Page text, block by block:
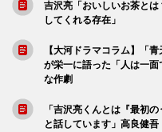
吉沢亮「おいしいお茶と
してくれる存在」
【大河ドラマコラム】「
が栄一に語った「人は一
な作劇
「吉沢亮くんとは『最初
と話しています」高良健